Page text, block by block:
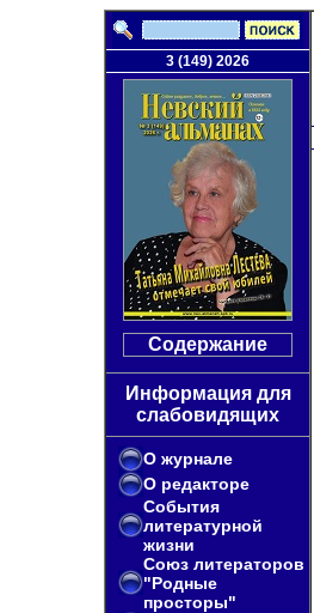
3 (149) 2026
Содержание
Информация для
слабовидящих
О журнале
О редакторе
События
литературной
жизни
Союз литераторов
"Родные
просторы"